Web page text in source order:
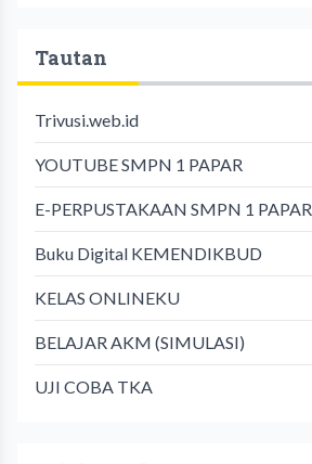
Tautan
Trivusi.web.id
YOUTUBE SMPN 1 PAPAR
E-PERPUSTAKAAN SMPN 1 PAPAR
Buku Digital KEMENDIKBUD
KELAS ONLINEKU
BELAJAR AKM (SIMULASI)
UJI COBA TKA